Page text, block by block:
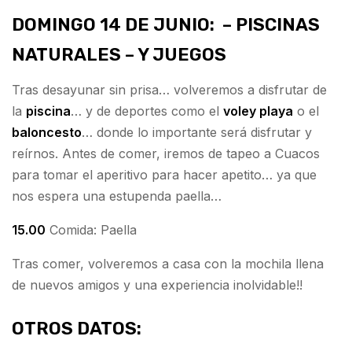
DOMINGO 14 DE JUNIO: – PISCINAS
NATURALES – Y JUEGOS
Tras desayunar sin prisa… volveremos a disfrutar de
la piscina… y de deportes como el voley playa o el
baloncesto… donde lo importante será disfrutar y
reírnos. Antes de comer, iremos de tapeo a Cuacos
para tomar el aperitivo para hacer apetito… ya que
nos espera una estupenda paella…
15.00 Comida: Paella
Tras comer, volveremos a casa con la mochila llena
de nuevos amigos y una experiencia inolvidable!!
OTROS DATOS: